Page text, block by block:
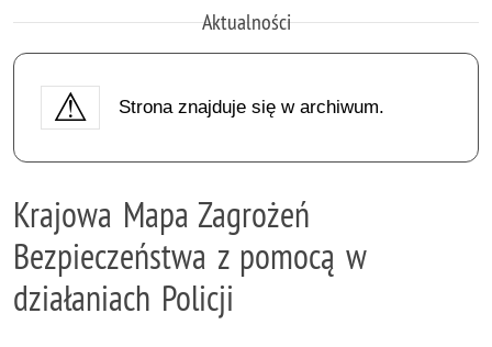
Aktualności
Strona znajduje się w archiwum.
Krajowa Mapa Zagrożeń
Bezpieczeństwa z pomocą w
działaniach Policji